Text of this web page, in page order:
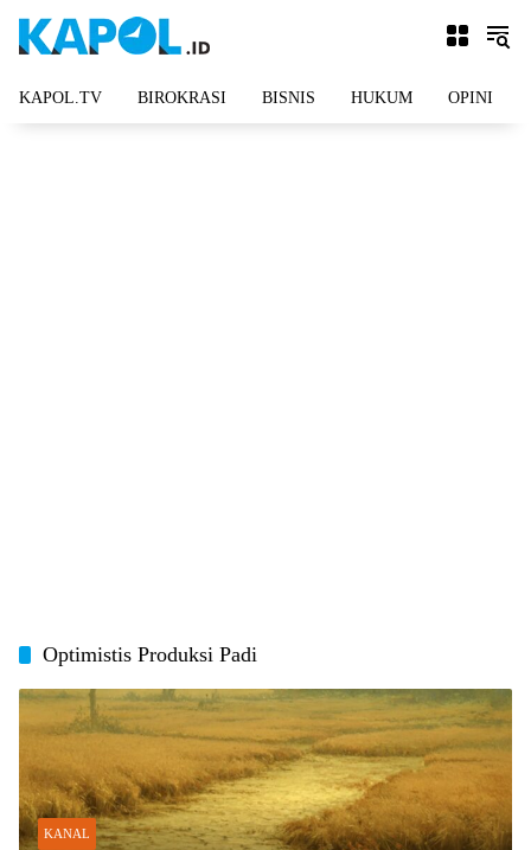
KAPOL.TV BIROKRASI BISNIS HUKUM OPINI
Optimistis Produksi Padi
KANAL